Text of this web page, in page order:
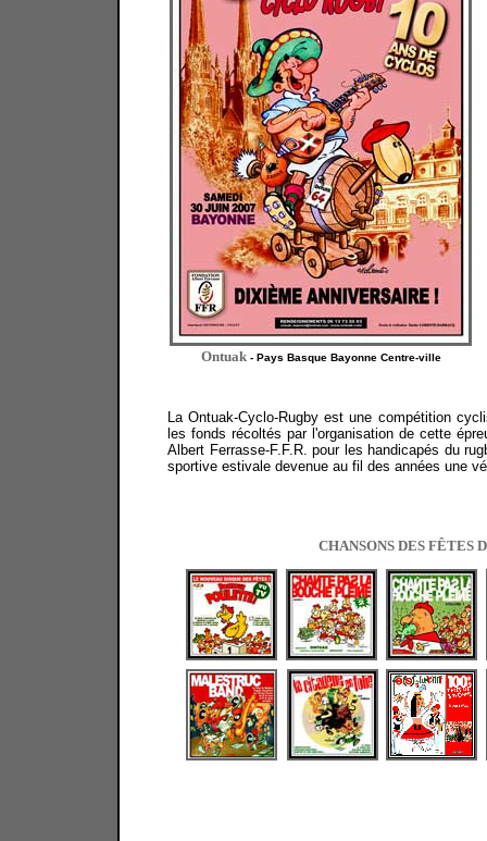
Ontuak-Pays Basque Bayonne Centre-ville
La Ontuak-Cyclo-Rugby est une compétition
les fonds récoltés par l'organisation de cette
Albert Ferrasse-F.F.R. pour les handicapés du
sportive estivale devenue au fil des années une
CHANSONS DES FÊTES